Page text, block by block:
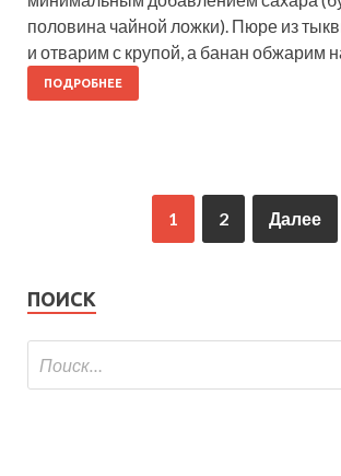
половина чайной ложки). Пюре из
и отварим с крупой, а банан обжарим
ПОДРОБНЕЕ
1 2 Далее
ПОИСК